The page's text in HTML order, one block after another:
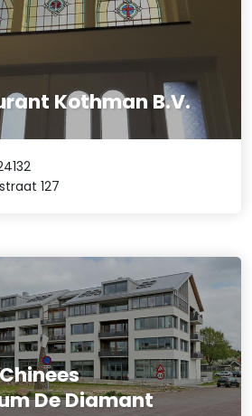
Kothman B.V.
127
De Diamant